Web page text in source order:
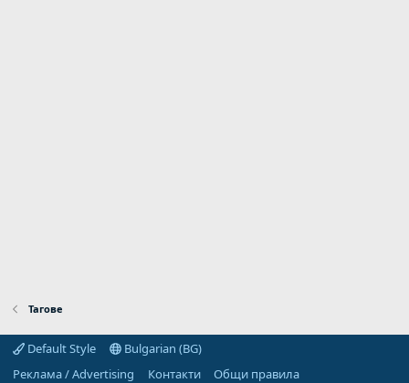
Тагове
Default Style
Bulgarian (BG)
Реклама / Advertising
Контакти
Общи правила